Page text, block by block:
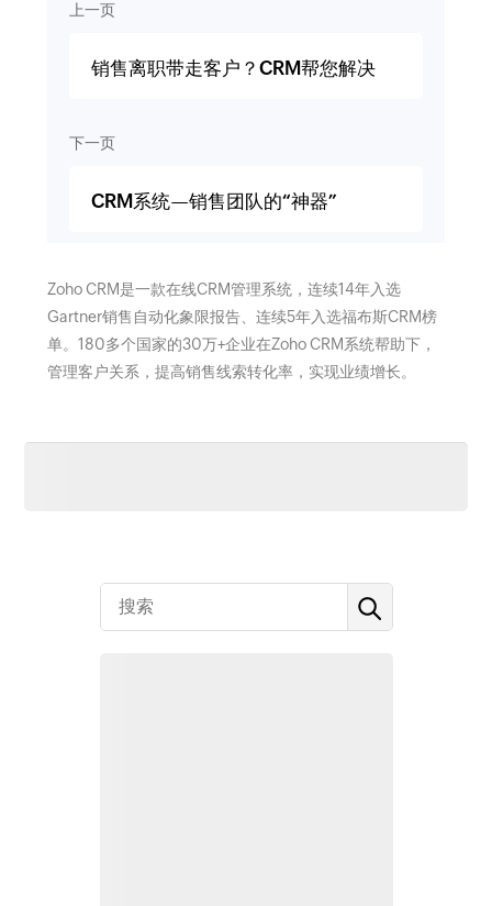
上一页
销售离职带走客户？CRM帮您解决
下一页
CRM系统—销售团队的“神器”
Zoho CRM是一款在线CRM管理系统，连续14年入选
Gartner销售自动化象限报告、连续5年入选福布斯CRM榜
单。180多个国家的30万+企业在Zoho CRM系统帮助下，
管理客户关系，提高销售线索转化率，实现业绩增长。